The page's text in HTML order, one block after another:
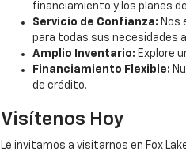
financiamiento y los planes
Servicio de Confianza: Nos
para todas sus necesidades
Amplio Inventario: Explore
Financiamiento Flexible:
de crédito.
Visítenos Hoy
Le invitamos a visitarnos en Fox